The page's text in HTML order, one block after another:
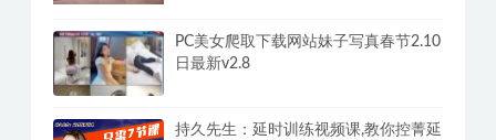
PC美女爬取下载网站妹子写真春节2.10
日最新v2.8
持久先生：延时训练视频课,教你控菁延